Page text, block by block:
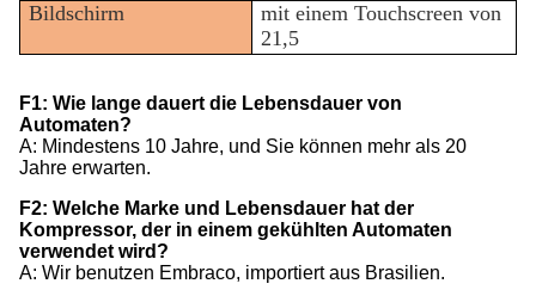
Bildschirm
mit einem Touchscreen von
21,5
F1: Wie lange dauert die Lebensdauer von
Automaten?
A: Mindestens 10 Jahre, und Sie können mehr als 20
Jahre erwarten.
F2: Welche Marke und Lebensdauer hat der
Kompressor, der in einem gekühlten Automaten
verwendet wird?
A: Wir benutzen Embraco, importiert aus Brasilien.